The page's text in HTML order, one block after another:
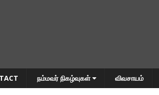
நம்மவர் நிகழ்வுகள் விவசாயம்